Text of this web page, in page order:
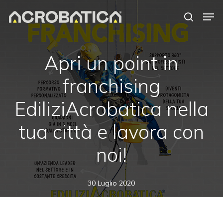
content
Apri un point in
franchising
EdiliziAcrobatica nella
tua città e lavora con
noi!
30 Luglio 2020